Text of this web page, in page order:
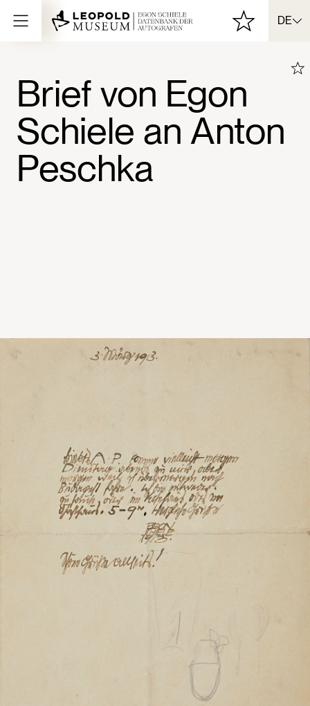
DE
Brief von Egon
Schiele an Anton
Peschka